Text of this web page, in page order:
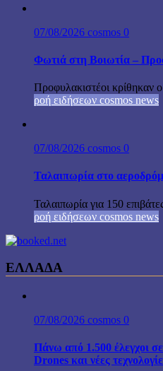
07/08/2026 cosmos 0
Φωτιά στη Βοιωτία –
Προφυλακιστέοι κρίθηκαν
ροή ειδήσεων cosmos news
07/08/2026 cosmos 0
Ταλαιπωρία στο
Ταλαιπωρία για 150
ροή ειδήσεων cosmos news
ΕΛΛΑΔΑ
07/08/2026 cosmos 0
Πάνω από 1.500 έλεγχοι
Drones και νέες